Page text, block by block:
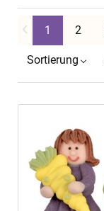
1 2
Sortierung